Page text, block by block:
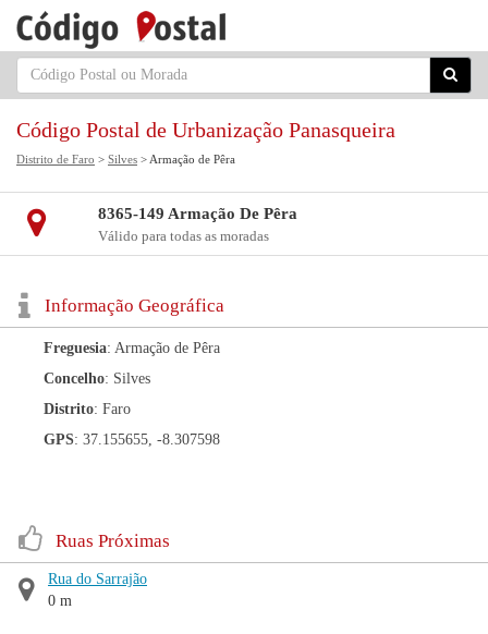
Código Postal de Urbanização Panasqueira
Distrito de Faro > Silves > Armação de Pêra
8365-149 Armação De Pêra
Válido para todas as moradas
Informação Geográfica
Freguesia: Armação de Pêra
Concelho: Silves
Distrito: Faro
GPS: 37.155655, -8.307598
Ruas Próximas
Rua do Sarrajão
0 m